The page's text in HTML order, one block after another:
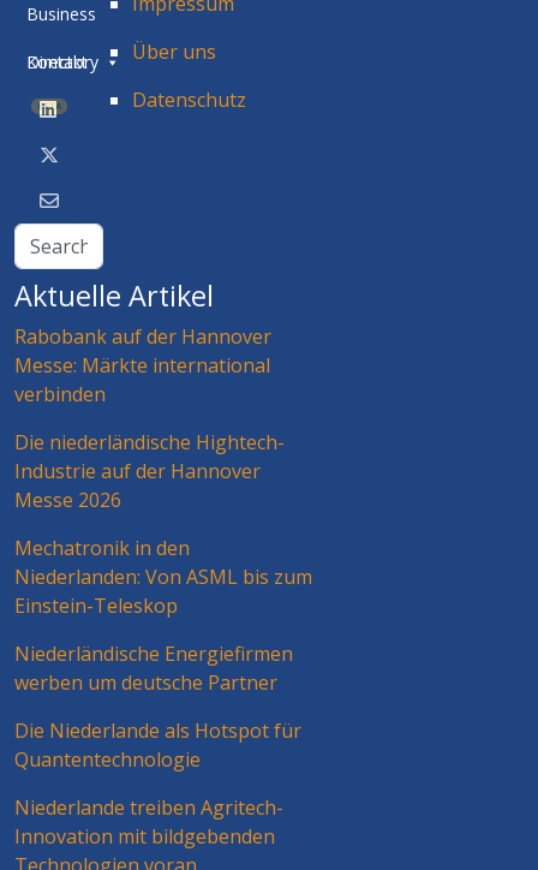
Business
Directory
BETA
Kontakt
Über uns
Datenschutz
Aktuelle Artikel
Rabobank auf der Hannover
Messe: Märkte international
verbinden
Die niederländische Hightech-
Industrie auf der Hannover
Messe 2026
Mechatronik in den
Niederlanden: Von ASML bis zum
Einstein-Teleskop
Niederländische Energiefirmen
werben um deutsche Partner
Die Niederlande als Hotspot für
Quantentechnologie
Niederlande treiben Agritech-
Innovation mit bildgebenden